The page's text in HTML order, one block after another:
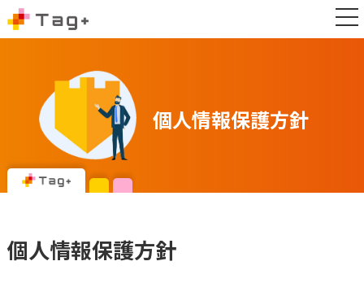
個人情報保護方針
個人情報保護方針